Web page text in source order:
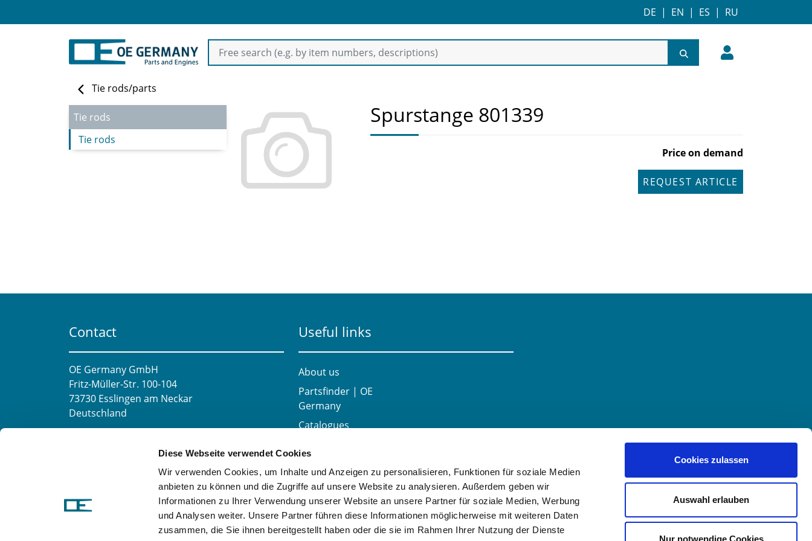
Diese Webseite verwendet Cookies
Wir verwenden Cookies, um Inhalte und Anzeigen zu personalisieren, Funktionen für soziale Medien
anbieten zu können und die Zugriffe auf unsere Website zu analysieren. Außerdem geben wir
Informationen zu Ihrer Verwendung unserer Website an unsere Partner für soziale Medien, Werbung
und Analysen weiter. Unsere Partner führen diese Informationen möglicherweise mit weiteren Daten
zusammen, die Sie ihnen bereitgestellt haben oder die sie im Rahmen Ihrer Nutzung der Dienste
Cookies zulassen
Auswahl erlauben
Nur notwendige Cookies
DE | EN | ES | RU
Tie rods/parts
Tie rods
Tie rods
Spurstange 801339
Price on demand
REQUEST ARTICLE
Contact
OE Germany GmbH
Fritz-Müller-Str. 100-104​
73730 Esslingen am Neckar​
Deutschland
Mo-Fr 8:00-16:00 Uhr
+49 711 6276980
Fax:+49 711 62769851
Useful links
About us
Partsfinder | OE
Germany
Catalogues